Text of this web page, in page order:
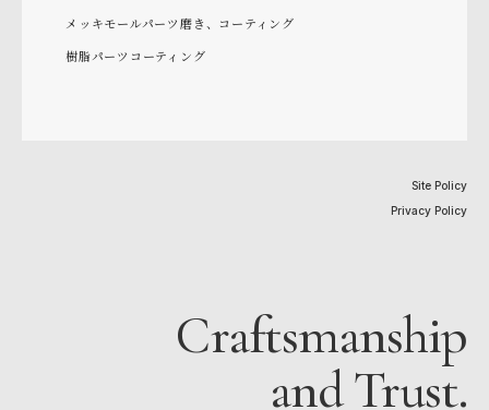
メッキモールパーツ磨き、コーティング
樹脂パーツコーティング
Site Policy
Privacy Policy
Craftsmanship
and Trust.